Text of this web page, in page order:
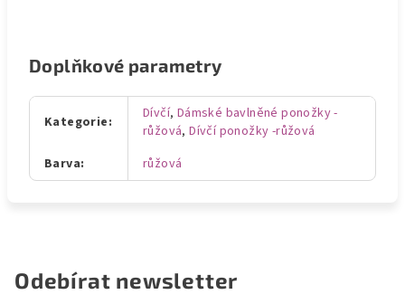
Doplňkové parametry
Kategorie: Dívčí, Dámské bavlněné ponožky -
růžová,Dívčí ponožky -růžová
Barva: růžová
Odebírat newsletter